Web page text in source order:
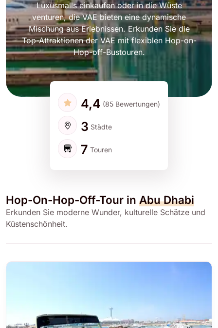
Luxusmalls einkaufen oder in die Wüste
venturen, die VAE bieten eine dynamische
Mischung aus Erlebnissen. Erkunden Sie die
Top-Attraktionen der VAE mit flexiblen Hop-on-
Hop-off-Bustouren.
4,4 (85 Bewertungen)
3 Städte
7 Touren
Hop-On-Hop-Off-Tour in Abu Dhabi
Erkunden Sie moderne Wunder, kulturelle Schätze und
Küstenschönheit.